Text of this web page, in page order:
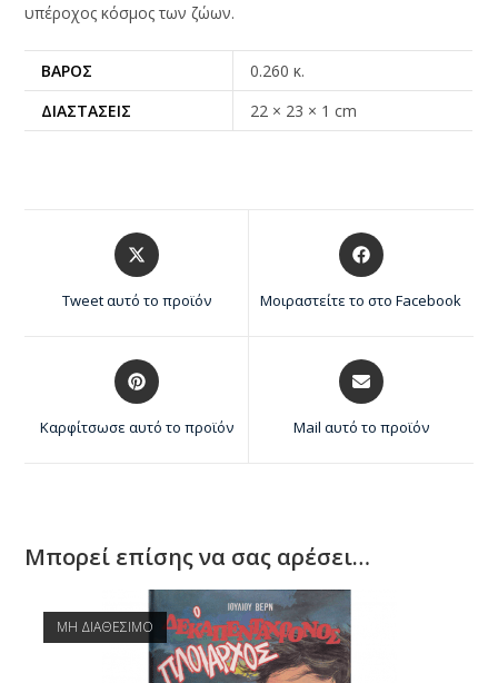
υπέροχος κόσμος των ζώων.
ΒΆΡΟΣ
0.260 κ.
ΔΙΑΣΤΆΣΕΙΣ
22 × 23 × 1 cm
Tweet αυτό το προϊόν Μοιραστείτε το στο Facebook
Καρφίτσωσε αυτό το προϊόν Mail αυτό το προϊόν
Μπορεί επίσης να σας αρέσει…
ΜΗ ΔΙΑΘΕΣΙΜΟ